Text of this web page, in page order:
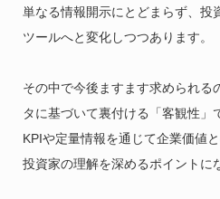
単なる情報開示にとどまらず、投
ツールへと変化しつつあります。
その中で今後ますます求められる
タに基づいて裏付ける「客観性」
KPIや定量情報を通じて企業価値
投資家の理解を深めるポイントに